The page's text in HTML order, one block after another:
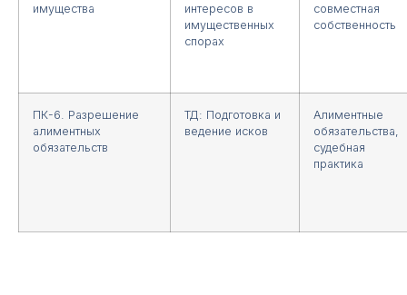
имущества
интересов в
имущественных
спорах
совместная
собственность
ПК-6. Разрешение
алиментных
обязательств
ТД: Подготовка и
ведение исков
Алиментные
обязательства,
судебная
практика